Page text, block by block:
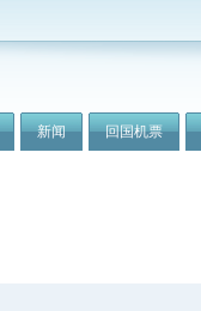
新闻 回国机票